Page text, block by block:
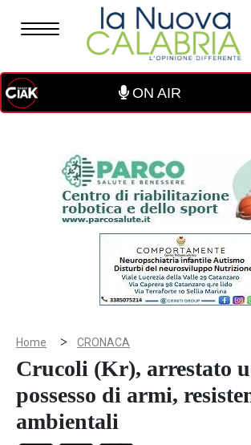
ON AIR
Home > CRONACA
Crucoli (Kr), arrestato
possesso di armi,
ambientali